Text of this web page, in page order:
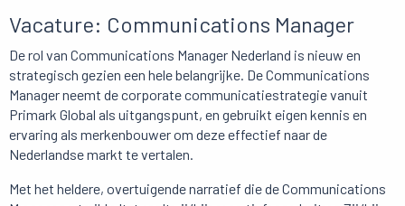
Vacature: Communications Manager
De rol van Communications Manager Nederland is nieuw en
strategisch gezien een hele belangrijke. De Communications
Manager neemt de corporate communicatiestrategie vanuit
Primark Global als uitgangspunt, en gebruikt eigen kennis en
ervaring als merkenbouwer om deze effectief naar de
Nederlandse markt te vertalen.
Met het heldere, overtuigende narratief die de Communications